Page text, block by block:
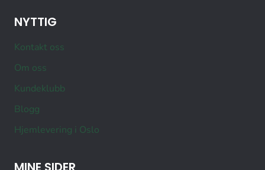
NYTTIG
Kontakt oss
Om oss
Kundeklubb
Blogg
Hjemlevering i Oslo